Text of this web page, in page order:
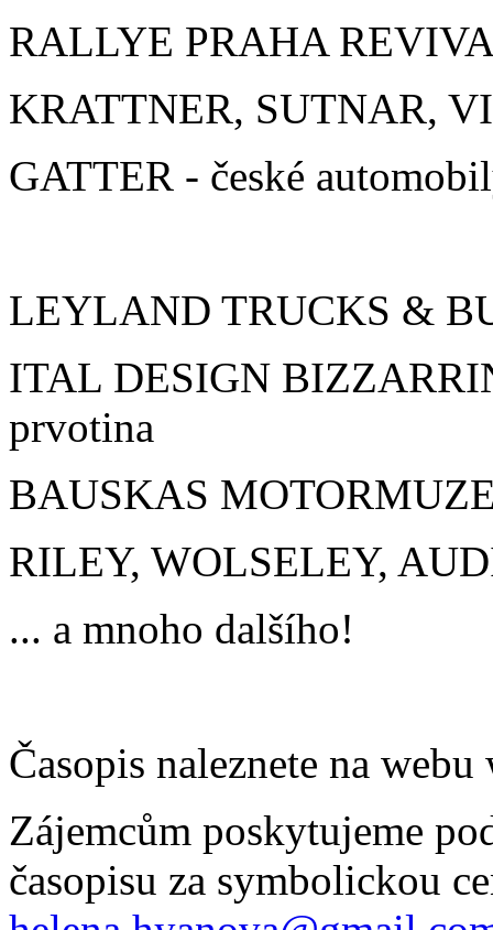
RALLYE PRAHA
KRATTNER, SUTNAR,
GATTER - české
LEYLAND TRUCKS &
ITAL DESIGN
prvotina
BAUSKAS
RILEY, WOLSELEY,
... a mnoho dalšího!
Časopis naleznete na
Zájemcům poskytujeme
časopisu za symbolickou